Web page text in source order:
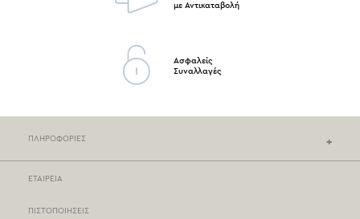
με Αντικαταβολή
Ασφαλείς
Συναλλαγές
ΠΛΗΡΟΦΟΡΙΕΣ
ΕΤΑΙΡΕΙΑ
ΠΙΣΤΟΠΟΙΗΣΕΙΣ